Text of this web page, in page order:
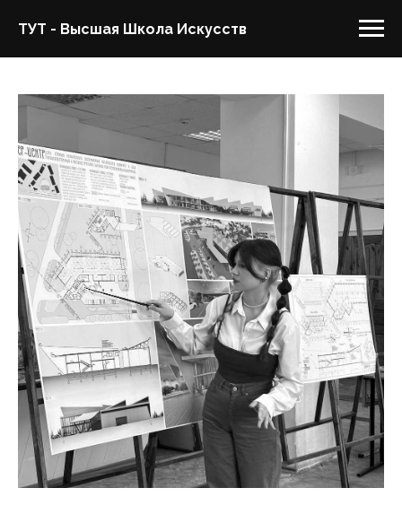
ТУТ - Высшая Школа Искусств